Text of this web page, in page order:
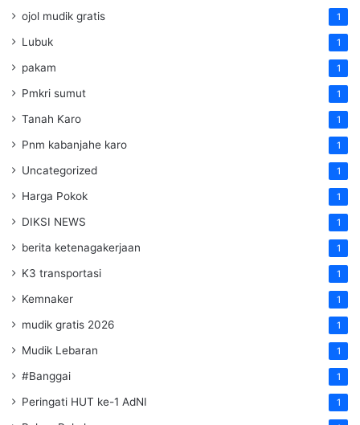
ojol mudik gratis 1
Lubuk 1
pakam 1
Pmkri sumut 1
Tanah Karo 1
Pnm kabanjahe karo 1
Uncategorized 1
Harga Pokok 1
DIKSI NEWS 1
berita ketenagakerjaan 1
K3 transportasi 1
Kemnaker 1
mudik gratis 2026 1
Mudik Lebaran 1
#Banggai 1
Peringati HUT ke-1 AdNI 1